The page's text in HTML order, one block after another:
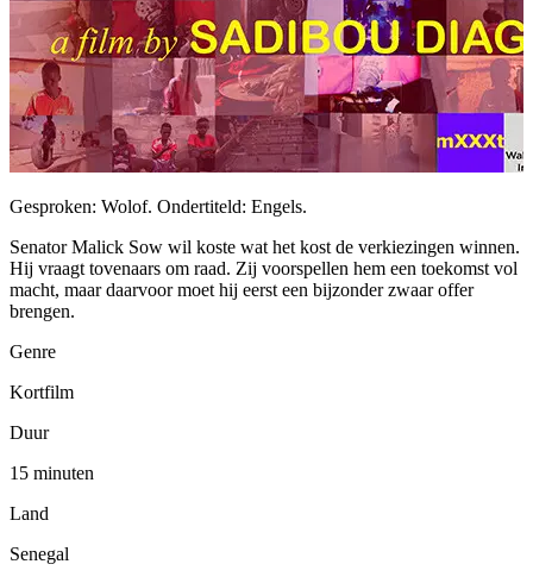
Gesproken: Wolof. Ondertiteld: Engels.
Senator Malick Sow wil koste wat het kost de verkiezingen winnen.
Hij vraagt tovenaars om raad. Zij voorspellen hem een toekomst vol
macht, maar daarvoor moet hij eerst een bijzonder zwaar offer
brengen.
Genre
Kortfilm
Duur
15 minuten
Land
Senegal